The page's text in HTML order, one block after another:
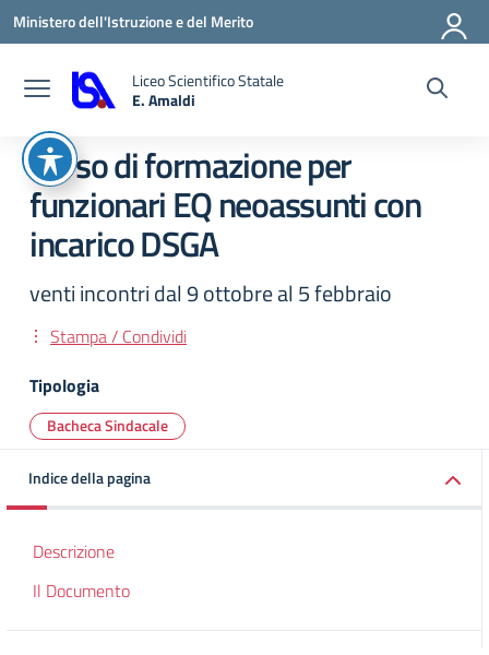
Vai ai contenuti
Vai al menu di navigazione
Vai al footer
Ministero dell'Istruzione e del Merito
Liceo Scientifico Statale
E. Amaldi
Corso di formazione per
funzionari EQ neoassunti con
incarico DSGA
venti incontri dal 9 ottobre al 5 febbraio
Stampa / Condividi
Tipologia
Bacheca Sindacale
Indice della pagina
Descrizione
Il Documento